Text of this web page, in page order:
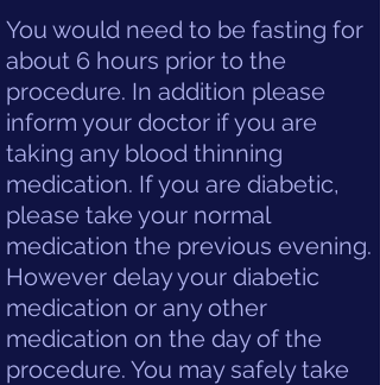
You would need to be fasting for
about 6 hours prior to the
procedure. In addition please
inform your doctor if you are
taking any blood thinning
medication. If you are diabetic,
please take your normal
medication the previous evening.
However delay your diabetic
medication or any other
medication on the day of the
procedure. You may safely take